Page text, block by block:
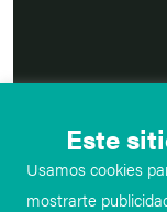
Este
Usamos cookies
mostrarte